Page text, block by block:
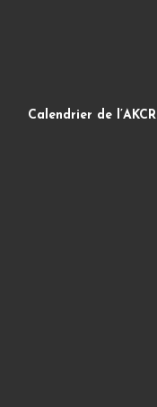
Calendrier de l’AKCR